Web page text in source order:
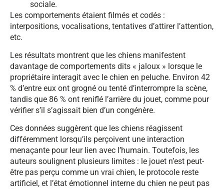
sociale.
Les comportements étaient filmés et codés :
interpositions, vocalisations, tentatives d’attirer l’attention,
etc.
Les résultats montrent que les chiens manifestent
davantage de comportements dits « jaloux » lorsque le
propriétaire interagit avec le chien en peluche. Environ 42
% d’entre eux ont grogné ou tenté d’interrompre la scène,
tandis que 86 % ont reniflé l’arrière du jouet, comme pour
vérifier s’il s’agissait bien d’un congénère.
Ces données suggèrent que les chiens réagissent
différemment lorsqu’ils perçoivent une interaction
menaçante pour leur lien avec l’humain. Toutefois, les
auteurs soulignent plusieurs limites : le jouet n’est peut-
être pas perçu comme un vrai chien, le protocole reste
artificiel, et l’état émotionnel interne du chien ne peut pas